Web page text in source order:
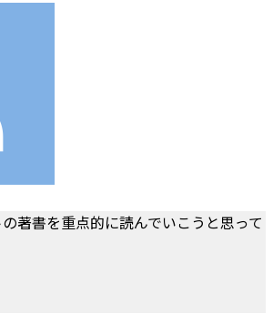
著書を重点的に読んでいこうと思って